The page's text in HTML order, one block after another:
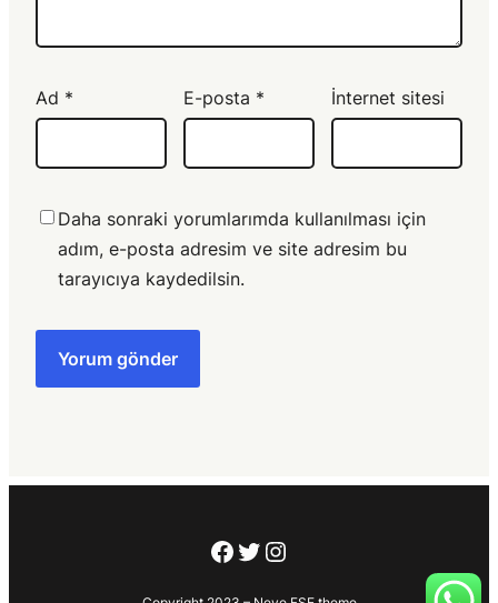
Ad * E-posta * İnternet sitesi
Daha sonraki yorumlarımda kullanılması için
adım, e-posta adresim ve site adresim bu
tarayıcıya kaydedilsin.
Facebook
Twitter
Instagram